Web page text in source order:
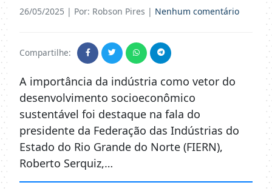
26/05/2025 | Por: Robson Pires | Nenhum comentário
Compartilhe:
A importância da indústria como vetor do
desenvolvimento socioeconômico
sustentável foi destaque na fala do
presidente da Federação das Indústrias do
Estado do Rio Grande do Norte (FIERN),
Roberto Serquiz,…